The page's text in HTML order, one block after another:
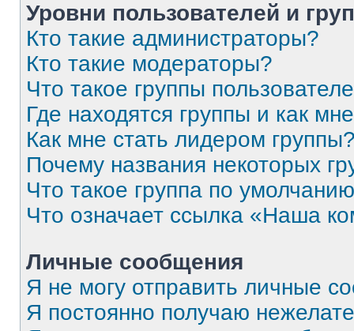
Уровни пользователей и
Кто такие администраторы?
Кто такие модераторы?
Что такое группы
Где находятся группы и как
Как мне стать лидером
Почему названия некоторых
Что такое группа по
Что означает ссылка «Наша
Личные сообщения
Я не могу отправить личные
Я постоянно получаю